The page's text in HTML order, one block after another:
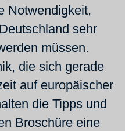
Notwendigkeit,
sehr
müssen.
die sich gerade
auf europäischer
die Tipps und
Broschüre eine